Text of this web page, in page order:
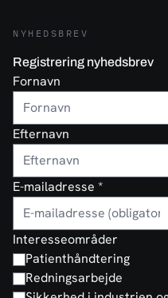
NYHEDSBREV
Registrering nyhedsbrev
Fornavn
Efternavn
E-mailadresse *
Interesseområder
Patienthåndtering
Redningsarbejde